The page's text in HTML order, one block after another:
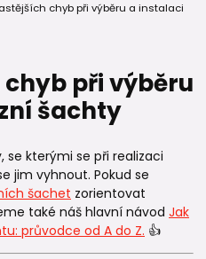
chyb při výběru a instalaci
při výběru
šachty
se kterými se při realizaci
jim vyhnout. Pokud se
šachet zorientovat
také náš hlavní návod Jak
průvodce od A do Z. 👍